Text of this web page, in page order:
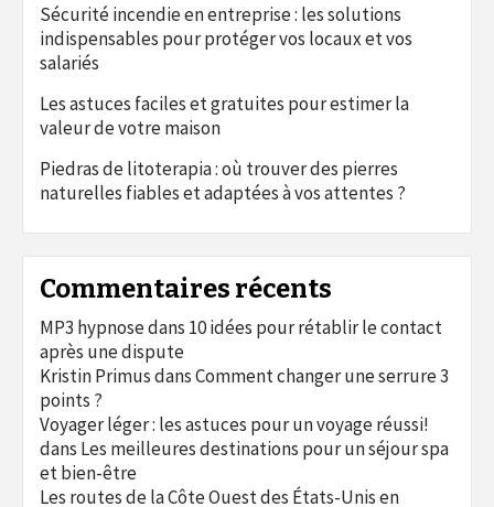
Sécurité incendie en entreprise : les solutions
indispensables pour protéger vos locaux et vos
salariés
Les astuces faciles et gratuites pour estimer la
valeur de votre maison
Piedras de litoterapia : où trouver des pierres
naturelles fiables et adaptées à vos attentes ?
Commentaires récents
MP3 hypnosedans 10 idées pour rétablir le contact
après une dispute
Kristin PrimusdansComment changer une serrure 3
points ?
Voyager léger : les astuces pour un voyage réussi!
dans Les meilleures destinations pour un séjour spa
et bien-être
Les routes de la Côte Ouest des États-Unis en